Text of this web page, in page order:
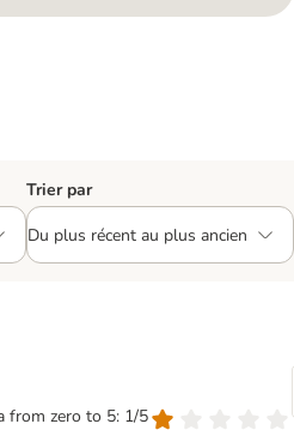
Trier par
from zero to 5: 1/5